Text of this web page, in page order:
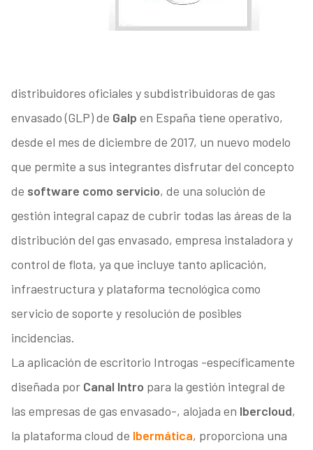
distribuidores oficiales y subdistribuidoras de gas
envasado (GLP) de Galp en España tiene operativo,
desde el mes de diciembre de 2017, un nuevo modelo
que permite a sus integrantes disfrutar del concepto
de software como servicio, de una solución de
gestión integral capaz de cubrir todas las áreas de la
distribución del gas envasado, empresa instaladora y
control de flota, ya que incluye tanto aplicación,
infraestructura y plataforma tecnológica como
servicio de soporte y resolución de posibles
incidencias.
La aplicación de escritorio Introgas -específicamente
diseñada por Canal Intro para la gestión integral de
las empresas de gas envasado-, alojada en Ibercloud,
la plataforma cloud de Ibermática, proporciona una